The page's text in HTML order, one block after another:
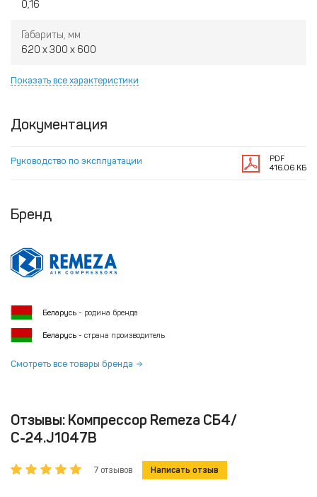
0,16
Габариты, мм
620 x 300 x 600
Показать все характеристики
Документация
Руководство по эксплуатации
PDF
416.06 КБ
Бренд
Беларусь - родина бренда
Беларусь - страна производитель
Смотреть все товары бренда
Отзывы: Компрессор Remeza СБ4/
С-24.J1047B
7 отзывов Написать отзыв